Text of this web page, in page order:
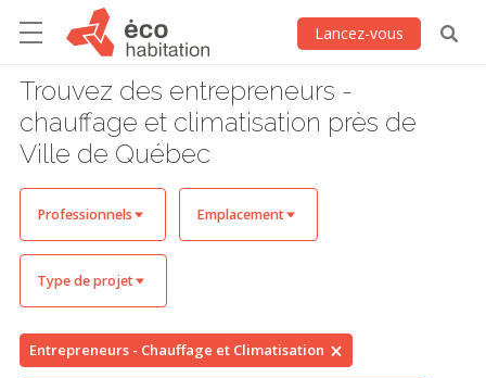
Lancez-vous
Trouvez des entrepreneurs -
chauffage et climatisation près de
Ville de Québec
Professionnels Emplacement
Type de projet
Entrepreneurs - Chauffage et Climatisation